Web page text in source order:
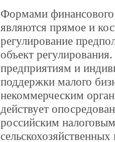
Формами финансового
являются прямое и
регулирование
объект
предприятиям и
поддержки малого
некоммерческим
действует
российским